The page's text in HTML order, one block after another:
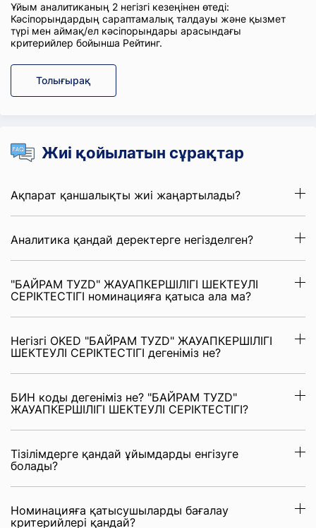
Ұйым аналитиканың 2 негізгі кезеңінен өтеді:
Кәсіпорындардың сараптамалық талдауы және қызмет
түрі мен аймақ/ел кәсіпорындары арасындағы
критерийлер бойынша Рейтинг.
Толығырақ
Жиі қойылатын сұрақтар
Ақпарат қаншалықты жиі жаңартылады?
Аналитика қандай деректерге негізделген?
"БАЙРАМ ТУZD" ЖАУАПКЕРШІЛІГІ ШЕКТЕУЛІ
СЕРІКТЕСТІГІ номинацияға қатыса ала ма?
Негізгі OKED "БАЙРАМ ТУZD" ЖАУАПКЕРШІЛІГІ
ШЕКТЕУЛІ СЕРІКТЕСТІГІ дегеніміз не?
БИН коды дегеніміз не? "БАЙРАМ ТУZD"
ЖАУАПКЕРШІЛІГІ ШЕКТЕУЛІ СЕРІКТЕСТІГІ?
Тізілімдерге қандай ұйымдарды енгізуге
болады?
Номинацияға қатысушыларды бағалау
критерийлері қандай?